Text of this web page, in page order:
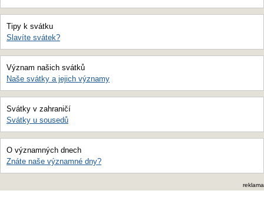
Tipy k svátku
Slavíte svátek?
Význam našich svátků
Naše svátky a jejich významy
Svátky v zahraničí
Svátky u sousedů
O významných dnech
Znáte naše významné dny?
reklama